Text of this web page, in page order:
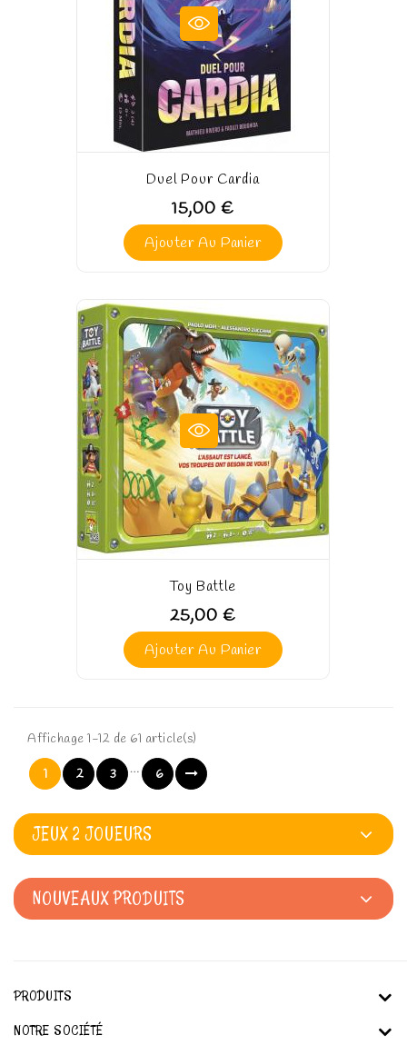
Duel Pour Cardia
15,00 €
Ajouter Au Panier
Toy Battle
25,00 €
Ajouter Au Panier
Affichage 1-12 de 61 article(s)
1 2 3 … 6
JEUX 2 JOUEURS
NOUVEAUX PRODUITS
PRODUITS
NOTRE SOCIÉTÉ